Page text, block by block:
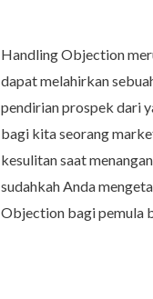
Handling Objection
dapat melahirkan
pendirian prospek dari
bagi kita seorang
kesulitan saat
sudahkah Anda
Objection bagi pemula